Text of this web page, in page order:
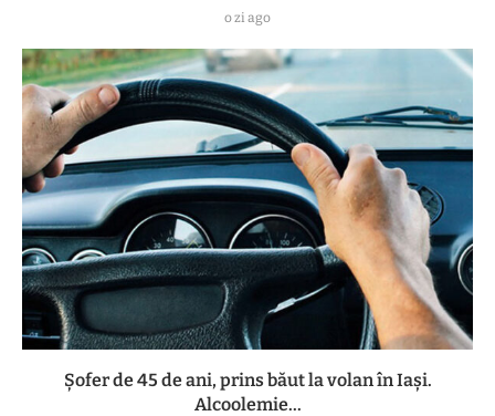
o zi ago
Șofer de 45 de ani, prins băut la volan în Iași.
Alcoolemie...